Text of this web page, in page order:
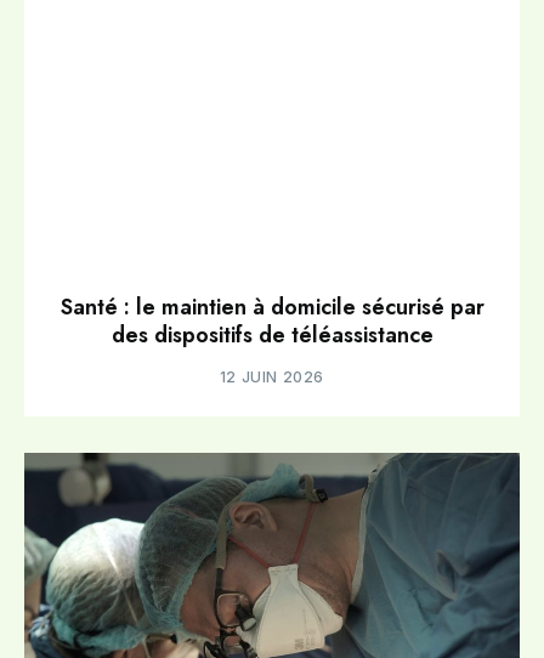
Santé : le maintien à domicile sécurisé par
des dispositifs de téléassistance
12 JUIN 2026